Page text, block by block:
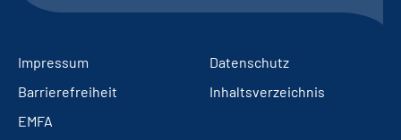
Impressum
Datenschutz
Barrierefreiheit
Inhaltsverzeichnis
EMFA